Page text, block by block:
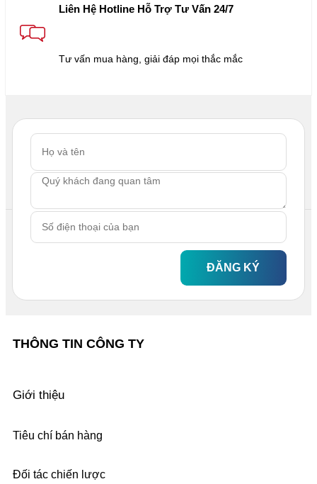
Liên Hệ Hotline Hỗ Trợ Tư Vấn 24/7
Tư vấn mua hàng, giải đáp mọi thắc mắc
ĐĂNG KÝ
THÔNG TIN CÔNG TY
Giới thiệu
Tiêu chí bán hàng
Đối tác chiến lược